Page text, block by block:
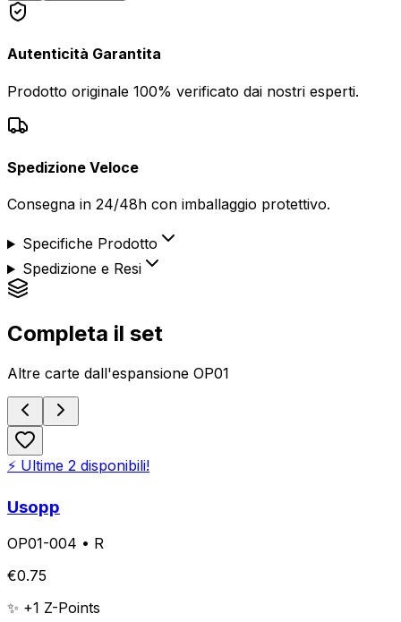
Autenticità Garantita
Prodotto originale 100% verificato dai nostri esperti.
Spedizione Veloce
Consegna in 24/48h con imballaggio protettivo.
Specifiche Prodotto
Spedizione e Resi
Completa il set
Altre carte dall'espansione OP01
⚡ Ultime 2 disponibili!
Usopp
OP01-004 • R
€0.75
✨ +1 Z-Points